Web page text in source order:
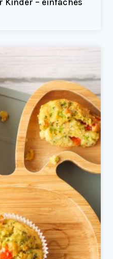
Kinder – einfaches